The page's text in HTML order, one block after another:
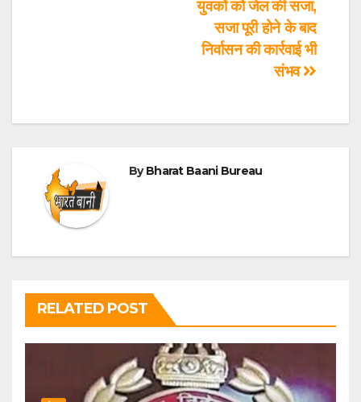
युवकों को जेल की सजा,
सजा पूरी होने के बाद
निर्वासन की कार्रवाई भी
संभव
ByBharat Baani Bureau
RELATED POST